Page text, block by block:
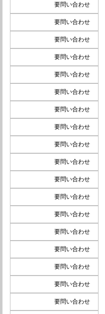
要問い合わせ
要問い合わせ
要問い合わせ
要問い合わせ
要問い合わせ
要問い合わせ
要問い合わせ
要問い合わせ
要問い合わせ
要問い合わせ
要問い合わせ
要問い合わせ
要問い合わせ
要問い合わせ
要問い合わせ
要問い合わせ
要問い合わせ
要問い合わせ